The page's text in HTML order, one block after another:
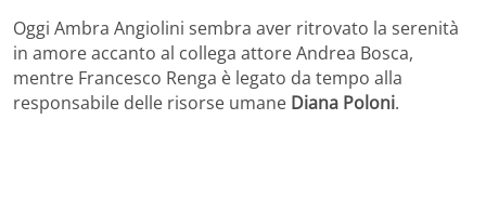
Oggi Ambra Angiolini sembra aver ritrovato la serenità
in amore accanto al collega attore Andrea Bosca,
mentre Francesco Renga è legato da tempo alla
responsabile delle risorse umane Diana Poloni.